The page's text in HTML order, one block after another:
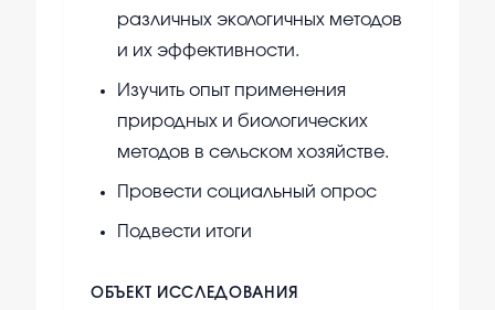
различных экологичных методов
и их эффективности.
Изучить опыт применения
природных и биологических
методов в сельском хозяйстве.
Провести социальный опрос
Подвести итоги
ОБЪЕКТ ИССЛЕДОВАНИЯ